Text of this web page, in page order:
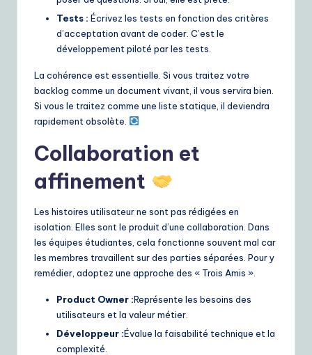
Tests : Écrivez les tests en fonction des critères
d’acceptation avant de coder. C’est le
développement piloté par les tests.
La cohérence est essentielle. Si vous traitez votre
backlog comme un document vivant, il vous servira bien.
Si vous le traitez comme une liste statique, il deviendra
rapidement obsolète.
Collaboration et
affinement
Les histoires utilisateur ne sont pas rédigées en
isolation. Elles sont le produit d’une collaboration. Dans
les équipes étudiantes, cela fonctionne souvent mal car
les membres travaillent sur des parties séparées. Pour y
remédier, adoptez une approche des « Trois Amis ».
Product Owner :Représente les besoins des
utilisateurs et la valeur métier.
Développeur :Évalue la faisabilité technique et la
complexité.